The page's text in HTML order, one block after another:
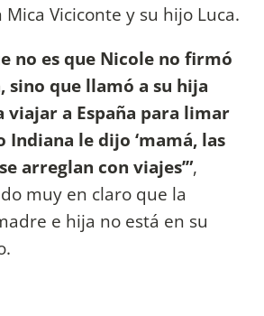
Viciconte y su hijo Luca.
no es que Nicole no firmó
sino que llamó a su hija
a España para limar
Indiana le dijo ‘mamá, las
arreglan con viajes’”,
muy en claro que la
e hija no está en su